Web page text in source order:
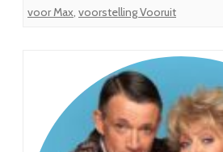
voor Max, voorstelling Vooruit